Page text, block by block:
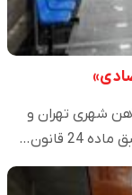
آهن شهری تهران و
قانون…